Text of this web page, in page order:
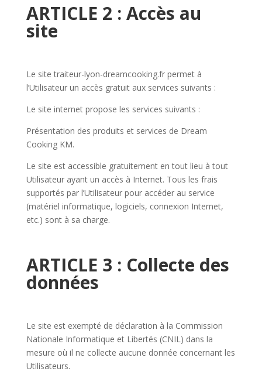
ARTICLE 2 : Accès au
site
Le site traiteur-lyon-dreamcooking.fr permet à
l’Utilisateur un accès gratuit aux services suivants :
Le site internet propose les services suivants :
Présentation des produits et services de Dream
Cooking KM.
Le site est accessible gratuitement en tout lieu à tout
Utilisateur ayant un accès à Internet. Tous les frais
supportés par l’Utilisateur pour accéder au service
(matériel informatique, logiciels, connexion Internet,
etc.) sont à sa charge.
ARTICLE 3 : Collecte des
données
Le site est exempté de déclaration à la Commission
Nationale Informatique et Libertés (CNIL) dans la
mesure où il ne collecte aucune donnée concernant les
Utilisateurs.